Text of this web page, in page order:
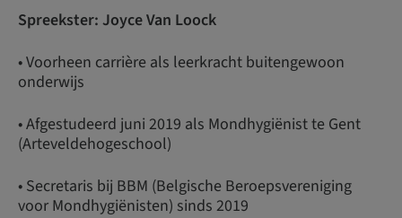
Spreekster: Joyce Van Loock
• Voorheen carrière als leerkracht buitengewoon
onderwijs
• Afgestudeerd juni 2019 als Mondhygiënist te Gent
(Arteveldehogeschool)
• Secretaris bij BBM (Belgische Beroepsvereniging
voor Mondhygiënisten) sinds 2019